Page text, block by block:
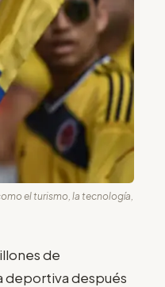
el turismo, la tecnología,
de
deportiva después